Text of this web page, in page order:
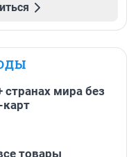
странах мира без
товары